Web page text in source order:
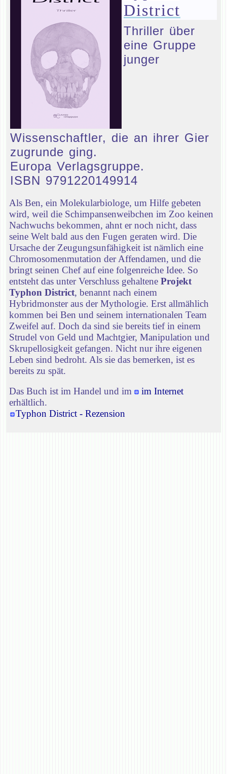
District
Thriller über
eine Gruppe
junger
Wissenschaftler, die an ihrer Gier
zugrunde ging.
Europa Verlagsgruppe.
ISBN 9791220149914
Als Ben, ein Molekularbiologe, um Hilfe gebeten
wird, weil die Schimpansenweibchen im Zoo keinen
Nachwuchs bekommen, ahnt er noch nicht, dass
seine Welt bald aus den Fugen geraten wird. Die
Ursache der Zeugungsunfähigkeit ist nämlich eine
Chromosomenmutation der Affendamen, und die
bringt seinen Chef auf eine folgenreiche Idee. So
entsteht das unter Verschluss gehaltene Projekt
Typhon District, benannt nach einem
Hybridmonster aus der Mythologie. Erst allmählich
kommen bei Ben und seinem internationalen Team
Zweifel auf. Doch da sind sie bereits tief in einem
Strudel von Geld und Machtgier, Manipulation und
Skrupellosigkeit gefangen. Nicht nur ihre eigenen
Leben sind bedroht. Als sie das bemerken, ist es
bereits zu spät.
Das Buch ist im Handel und im
im Internet
erhältlich.
Typhon District - Rezension